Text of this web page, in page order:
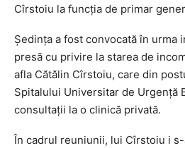
Cîrstoiu la funcţia de primar
Şedinţa a fost convocată în urma
presă cu privire la starea de
afla Cătălin Cîrstoiu, care din
Spitalului Universitar de Urgenţă
consultaţii la o clinică privată.
În cadrul reuniunii, lui Cîrstoiu i